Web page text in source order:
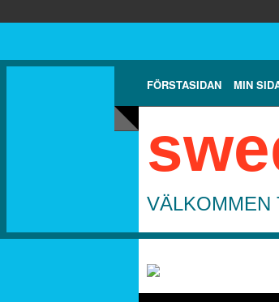
FÖRSTASIDAN MIN
VÄLKOMMEN